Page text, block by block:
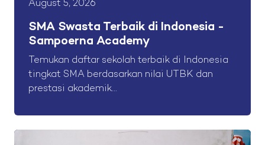
August 5, 2026
SMA Swasta Terbaik di Indonesia -
Sampoerna Academy
Temukan daftar sekolah terbaik di Indonesia
tingkat SMA berdasarkan nilai UTBK dan
prestasi akademik...